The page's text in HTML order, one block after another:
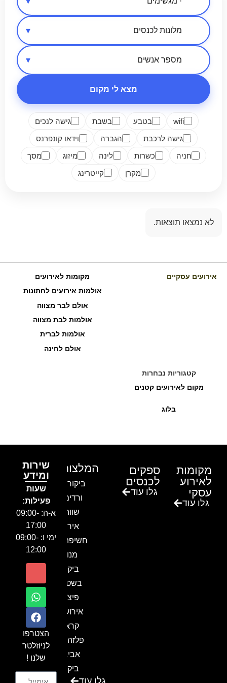
אזור בארץ
סיווג מקום
מספר אנשים
מצא לי מקום
wifi בטבע בשבת
גישה לנכים
גישה לרכבת
הגברה
וידאו קונפרנס
חניה
כשרות לינה מיזוג
מסך
מקרן
קייטרינג
לא נמצאו תוצאות.
אירועים עסקיים
מקומות לאירועים
אולמות אירועים לחתונות
אולם לבר מצווה
אולמות לבת מצווה
אולמות לברית
אולם לחינה
קטגוריות נבחרות
מקום לאירועים קטנים
בלוג
מקומות
לאירוע
עסקי
גלו עוד
ספקים
לכנסים
גלו עוד
המלצות
ביקור בגן
ורדים –
שווה!!
אירוע
חשיפה- זיו
מנור
ביקור
בשטח-
פיצ'ר
אירועים
קראון
פלזה תל
אביב-
ביקור
גלו עוד
שירות
ומידע
שעות
פעילות:
א-ה: 09:00-
17:00
ימי ו: 09:00-
12:00
הצטרפו
לניוזלטר
שלנו !